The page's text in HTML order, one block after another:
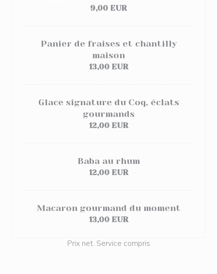
9,00 EUR
Panier de fraises et chantilly
maison
13,00 EUR
Glace signature du Coq, éclats
gourmands
12,00 EUR
Baba au rhum
12,00 EUR
Macaron gourmand du moment
13,00 EUR
Prix net. Service compris